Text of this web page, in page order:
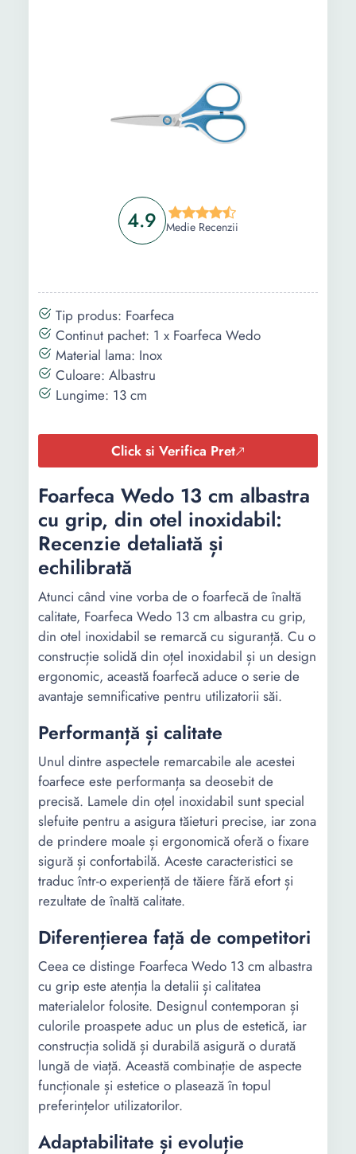
4.9 Medie Recenzii
Tip produs: Foarfeca
Continut pachet: 1 x Foarfeca Wedo
Material lama: Inox
Culoare: Albastru
Lungime: 13 cm
Click si Verifica Pret
Foarfeca Wedo 13 cm albastra
cu grip, din otel inoxidabil:
Recenzie detaliată și
echilibrată
Atunci când vine vorba de o foarfecă de înaltă
calitate, Foarfeca Wedo 13 cm albastra cu grip,
din otel inoxidabil se remarcă cu siguranță. Cu o
construcție solidă din oțel inoxidabil și un design
ergonomic, această foarfecă aduce o serie de
avantaje semnificative pentru utilizatorii săi.
Performanță și calitate
Unul dintre aspectele remarcabile ale acestei
foarfece este performanța sa deosebit de
precisă. Lamele din oțel inoxidabil sunt special
slefuite pentru a asigura tăieturi precise, iar zona
de prindere moale și ergonomică oferă o fixare
sigură și confortabilă. Aceste caracteristici se
traduc într-o experiență de tăiere fără efort și
rezultate de înaltă calitate.
Diferențierea față de competitori
Ceea ce distinge Foarfeca Wedo 13 cm albastra
cu grip este atenția la detalii și calitatea
materialelor folosite. Designul contemporan și
culorile proaspete aduc un plus de estetică, iar
construcția solidă și durabilă asigură o durată
lungă de viață. Această combinație de aspecte
funcționale și estetice o plasează în topul
preferințelor utilizatorilor.
Adaptabilitate și evoluție